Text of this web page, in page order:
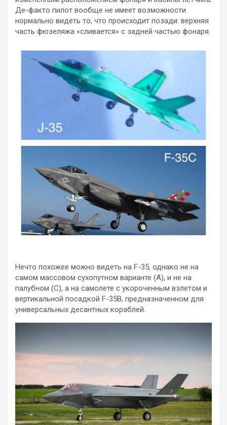
Де-факто пилот вообще не имеет возможности
нормально видеть то, что происходит позади: верхняя
часть фюзеляжа «сливается» с задней частью фонаря.
Нечто похожее можно видеть на F-35, однако не на
самом массовом сухопутном варианте (А), и не на
палубном (С), а на самолете с укороченным взлетом и
вертикальной посадкой F-35B, предназначенном для
универсальных десантных кораблей.